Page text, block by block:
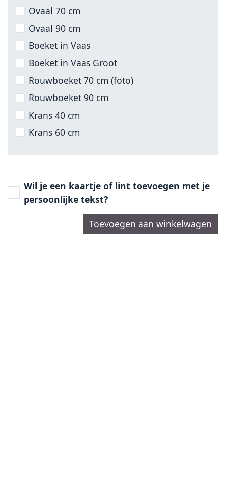
Ovaal 70 cm
Ovaal 90 cm
Boeket in Vaas
Boeket in Vaas Groot
Rouwboeket 70 cm (foto)
Rouwboeket 90 cm
Krans 40 cm
Krans 60 cm
Wil je een kaartje of lint toevoegen met je
persoonlijke tekst?
Toevoegen aan winkelwagen